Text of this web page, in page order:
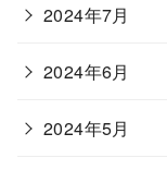
2024年7月
2024年6月
2024年5月